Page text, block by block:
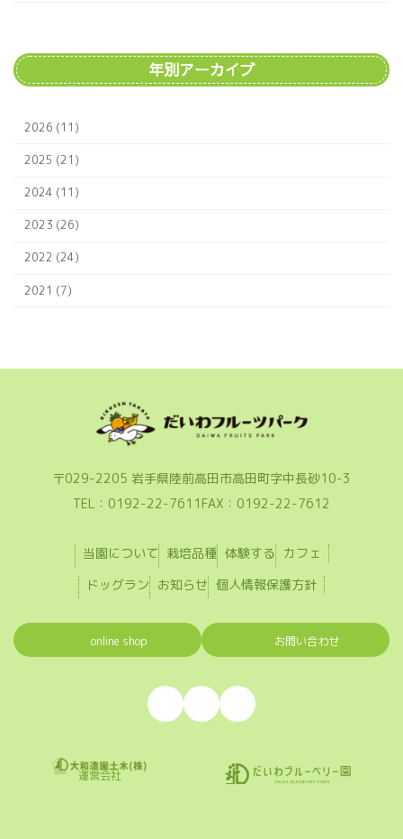
年別アーカイブ
2026 (11)
2025 (21)
2024 (11)
2023 (26)
2022 (24)
2021 (7)
〒029-2205 岩手県陸前高田市高田町字中長砂10-3
TEL：0192-22-7611 FAX：0192-22-7612
当園について 栽培品種 体験する カフェ
ドッグラン お知らせ 個人情報保護方針
online shop お問い合わせ
ア
イ
コ
ア
イ
コ
ア
イ
コ
ク
運営会社